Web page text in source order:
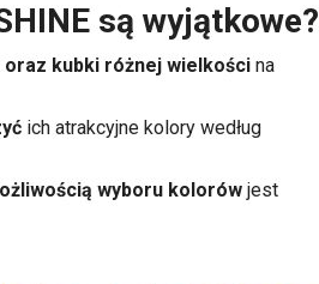
są wyjątkowe?
kubki różnej wielkości na
ich atrakcyjne kolory według
wyboru kolorów jest